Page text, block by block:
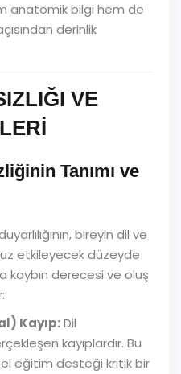
anatomik bilgi hem de
derinlik
VE
Tanımı ve
bireyin dil ve
etkileyecek düzeyde
kaybın derecesi ve oluş
Kayıp:Dil
kayıplardır. Bu
eğitim desteği kritik bir